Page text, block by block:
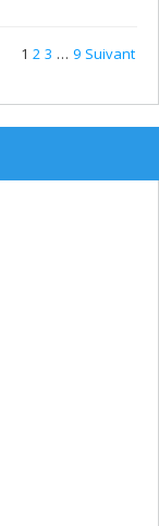
1 2 3 … 9 Suivant